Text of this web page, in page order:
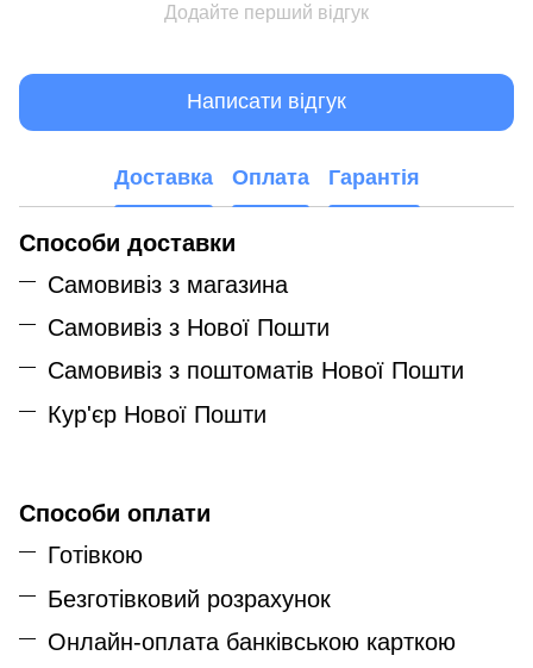
Додайте перший відгук
Написати відгук
Доставка Оплата Гарантія
Способи доставки
Самовивіз з магазина
Самовивіз з Нової Пошти
Самовивіз з поштоматів Нової Пошти
Кур'єр Нової Пошти
Способи оплати
Готівкою
Безготівковий розрахунок
Онлайн-оплата банківською карткою